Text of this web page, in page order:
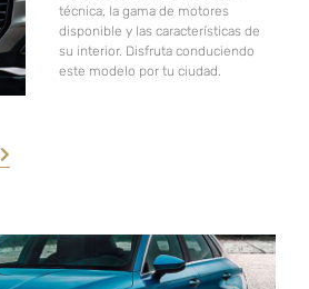
técnica, la gama de motores
disponible y las características de
su interior. Disfruta conduciendo
este modelo por tu ciudad.